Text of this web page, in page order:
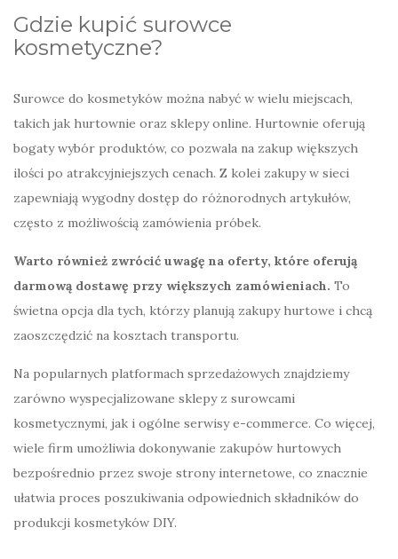
Gdzie kupić surowce
kosmetyczne?
Surowce do kosmetyków można nabyć w wielu miejscach,
takich jak hurtownie oraz sklepy online. Hurtownie oferują
bogaty wybór produktów, co pozwala na zakup większych
ilości po atrakcyjniejszych cenach. Z kolei zakupy w sieci
zapewniają wygodny dostęp do różnorodnych artykułów,
często z możliwością zamówienia próbek.
Warto również zwrócić uwagę na oferty, które oferują
darmową dostawę przy większych zamówieniach. To
świetna opcja dla tych, którzy planują zakupy hurtowe i chcą
zaoszczędzić na kosztach transportu.
Na popularnych platformach sprzedażowych znajdziemy
zarówno wyspecjalizowane sklepy z surowcami
kosmetycznymi, jak i ogólne serwisy e-commerce. Co więcej,
wiele firm umożliwia dokonywanie zakupów hurtowych
bezpośrednio przez swoje strony internetowe, co znacznie
ułatwia proces poszukiwania odpowiednich składników do
produkcji kosmetyków DIY.